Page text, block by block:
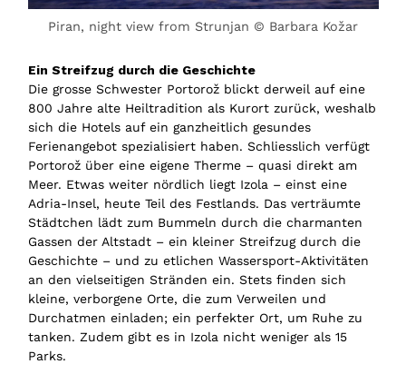
Piran, night view from Strunjan © Barbara Kožar
Ein Streifzug durch die Geschichte
Die grosse Schwester Portorož blickt derweil auf eine
800 Jahre alte Heiltradition als Kurort zurück, weshalb
sich die Hotels auf ein ganzheitlich gesundes
Ferienangebot spezialisiert haben. Schliesslich verfügt
Portorož über eine eigene Therme – quasi direkt am
Meer. Etwas weiter nördlich liegt Izola – einst eine
Adria-Insel, heute Teil des Festlands. Das verträumte
Städtchen lädt zum Bummeln durch die charmanten
Gassen der Altstadt – ein kleiner Streifzug durch die
Geschichte – und zu etlichen Wassersport-Aktivitäten
an den vielseitigen Stränden ein. Stets finden sich
kleine, verborgene Orte, die zum Verweilen und
Durchatmen einladen; ein perfekter Ort, um Ruhe zu
tanken. Zudem gibt es in Izola nicht weniger als 15
Parks.